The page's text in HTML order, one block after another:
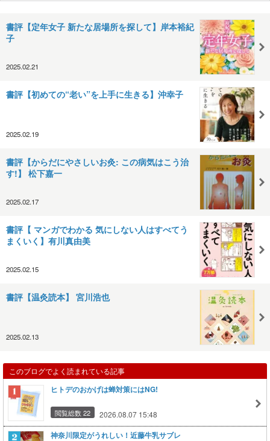
書評【定年女子 新たな居場所を探して】岸本裕紀
子
2025.02.21
書評【初めての“老い”を上手に生きる】沖幸子
2025.02.19
書評【からだにやさしいお灸: この病気はこう治
す!】 松下嘉一
2025.02.17
書評【 マンガでわかる 気にしない人はすべてう
まくいく】有川真由美
2025.02.15
書評【温灸読本】 宮川浩也
2025.02.13
このブログでよく読まれている記事
ヒトデのおかげは蝉対策にはNG!
閲覧総数 22 2026.08.07 15:48
神奈川限定がうれしい！近藤牛乳サブレ